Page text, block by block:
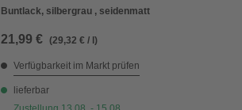
Buntlack, silbergrau , seidenmatt
21,99 € (29,32 € / l)
Verfügbarkeit im Markt prüfen
lieferbar